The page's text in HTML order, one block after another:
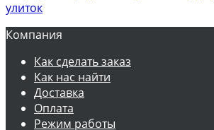
улиток
Компания
Как сделать заказ
Как нас найти
Доставка
Оплата
Режим работы